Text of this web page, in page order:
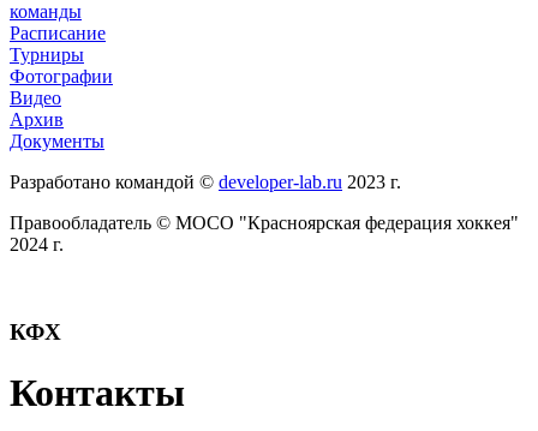
команды
Расписание
Турниры
Фотографии
Видео
Архив
Документы
Разработано командой © developer-lab.ru 2023 г.
Правообладатель © МОСО "Красноярская федерация хоккея"
2024 г.
КФХ
Контакты